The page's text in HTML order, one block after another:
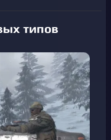
типов